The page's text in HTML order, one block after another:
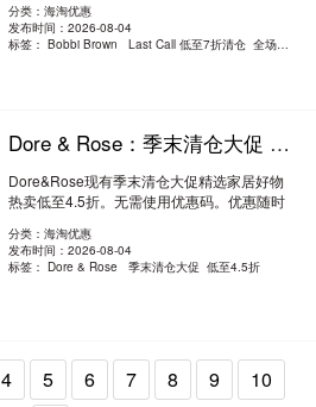
分类：海淘优惠
发布时间：2026-08-04
标签：Bobbi Brown Last Call 低至7折清仓 全场满$90赠mini装2件礼
Dore & Rose：季末清仓大促 精选家居好物热卖 低至4.5折
Dore&Rose现有季末清仓大促精选家居好物
热卖低至4.5折。无需使用优惠码。优惠随时
分类：海淘优惠
发布时间：2026-08-04
标签：Dore & Rose 季末清仓大促 低至4.5折
4 5 6 7 8 9
10